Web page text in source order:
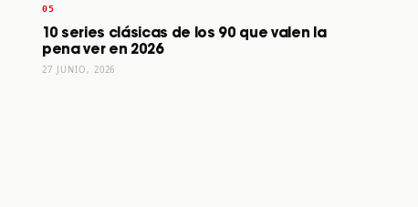
10 series clásicas de los 90 que valen la
pena ver en 2026
27 JUNIO, 2026